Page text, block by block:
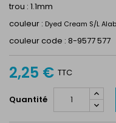
trou : 1.1mm
couleur : Dyed Cream S/L
couleur code : 8-9577 577
2,25 € TTC
Quantité